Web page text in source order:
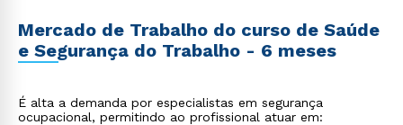
Mercado de Trabalho do curso de Saúde
e Segurança do Trabalho - 6 meses
É alta a demanda por especialistas em segurança
ocupacional, permitindo ao profissional atuar em: